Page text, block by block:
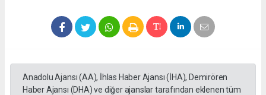
Anadolu Ajansı (AA), İhlas Haber Ajansı (İHA), Demirören
Haber Ajansı (DHA) ve diğer ajanslar tarafından eklenen tüm